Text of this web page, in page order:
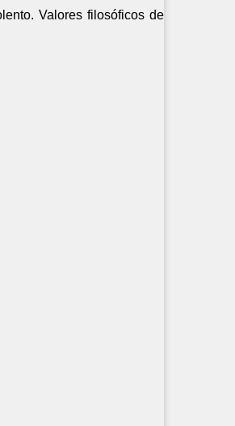
Valores filosóficos de